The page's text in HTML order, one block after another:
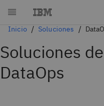
Inicio Soluciones
Soluciones
DataOps